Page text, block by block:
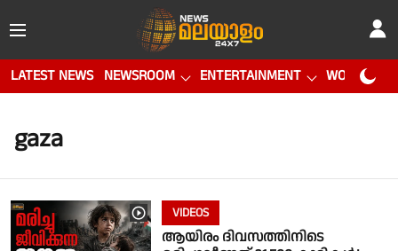
LATEST NEWS NEWSROOM ENTERTAINMENT WORLD CUP
gaza
VIDEOS
ആയിരം ദിവസത്തിനിടെ